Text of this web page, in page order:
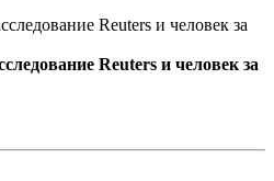
Reuters и человек за